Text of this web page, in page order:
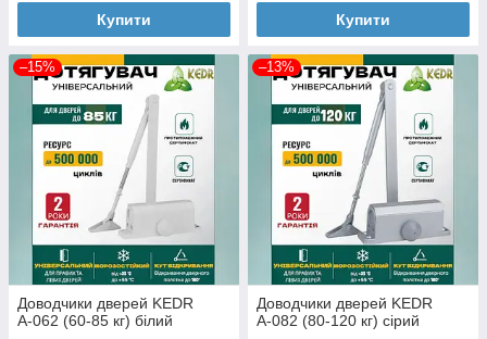
Купити Купити
–15%
Доводчики дверей KEDR
А-062 (60-85 кг) білий
–13%
Доводчики дверей KEDR
А-082 (80-120 кг) сірий